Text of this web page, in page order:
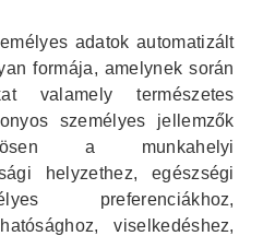
adatok automatizált
formája, amelynek során
valamely természetes
személyes jellemzők
a munkahelyi
helyzethez, egészségi
preferenciákhoz,
viselkedéshez,